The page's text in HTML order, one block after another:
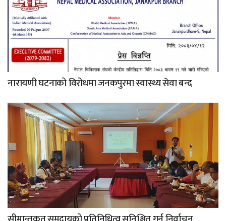
नारायणी घटनाको विरोधमा जनकपुरमा स्वास्थ्य सेवा बन्द